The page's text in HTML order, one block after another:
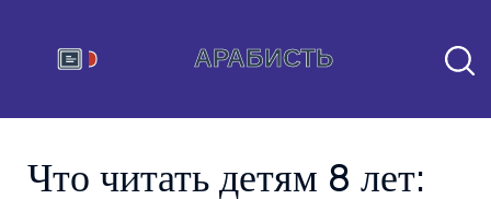
Что читать детям 8 лет: